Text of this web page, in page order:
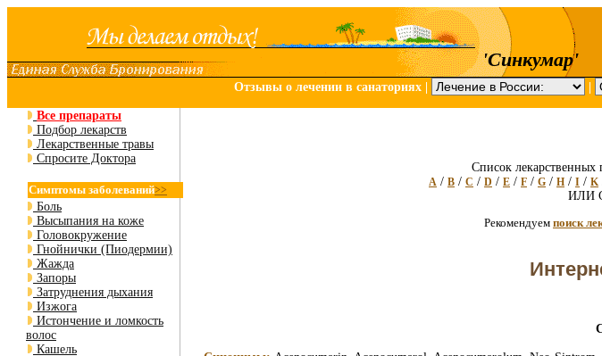
'Синкумар'
Отзывы о лечении в санаториях
Все препараты
Подбор лекарств
Лекарственные травы
Спросите Доктора
Симптомы заболеваний>>
Боль
Высыпания на коже
Головокружение
Гнойнички (Пиодермии)
Жажда
Запоры
Затруднения дыхания
Изжога
Истончение и ломкость
волос
Кашель
Список лекарственных
A / B / C / D / E / F / G / H / I / K
ИЛИ
Рекомендуем поиск